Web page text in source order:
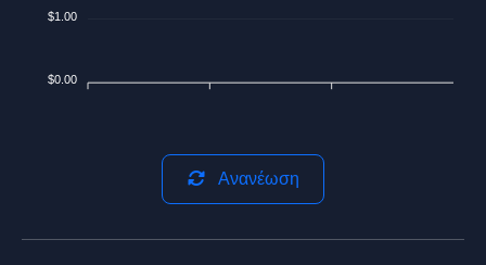
$1.00
$0.00
Ανανέωση